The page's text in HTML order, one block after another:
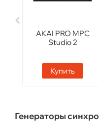
AKAI PRO MPC
Studio 2
Купить
Генераторы